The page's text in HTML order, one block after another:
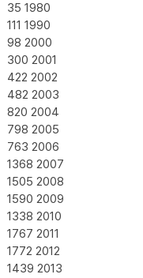
35 1980
111 1990
98 2000
300 2001
422 2002
482 2003
820 2004
798 2005
763 2006
1368 2007
1505 2008
1590 2009
1338 2010
1767 2011
1772 2012
1439 2013